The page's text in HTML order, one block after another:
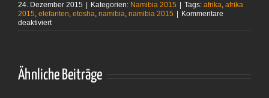
24. Dezember 2015 Kategorien: Namibia 2015 Tags: afrika, afrika
2015, elefanten, etosha, namibia, namibia 2015
Kommentare
deaktiviertfür
Ähnliche Beiträge